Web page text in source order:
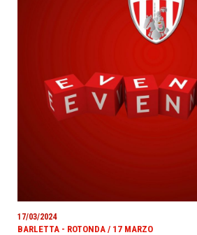
17/03/2024
BARLETTA - ROTONDA / 17 MARZO